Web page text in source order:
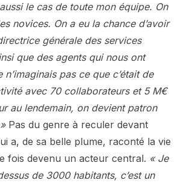
le cas de toute mon équipe. On
novices. On a eu la chance d’avoir
générale des services
que des agents qui nous ont
pas ce que c’était de
avec 70 collaborateurs et 5 M€
au lendemain, on devient patron
Pas du genre à reculer devant
a, de sa belle plume, raconté la vie
fois devenu un acteur central. « Je
de 3000 habitants, c’est un